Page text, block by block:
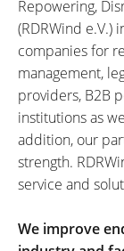
Repowering,
(RDRWind
companies for
management,
providers, B2B
institutions as
addition, our
strength.
service and
We improve